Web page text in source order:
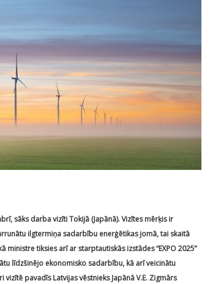
sāks darba vizīti Tokijā (Japānā). Vizītes mērķis ir
ilgtermiņa sadarbību enerģētikas jomā, tai skaitā
tiksies arī ar starptautiskās izstādes “EXPO 2025”
līdzšinējo ekonomisko sadarbību, kā arī veicinātu
pavadīs Latvijas vēstnieks Japānā V.E. Zigmārs